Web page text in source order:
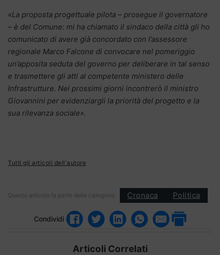
«La proposta progettuale pilota – prosegue il governatore
– è del Comune: mi ha chiamato il sindaco della città gli ho
comunicato di avere già concordato con l’assessore
regionale Marco Falcone di convocare nel pomeriggio
un’apposita seduta del governo per deliberare in tal senso
e trasmettere gli atti al competente ministero delle
Infrastrutture. Nei prossimi giorni incontrerò il ministro
Giovannini per evidenziargli la priorità del progetto e la
sua rilevanza sociale».
Tutti gli articoli dell'autore
Questo articolo fa parte delle categorie: Cronaca Politica
Condividi
Articoli Correlati